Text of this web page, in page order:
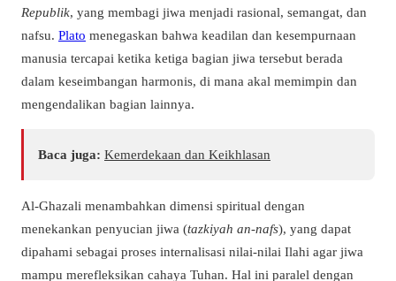
Republik, yang membagi jiwa menjadi rasional, semangat, dan
nafsu. Plato menegaskan bahwa keadilan dan kesempurnaan
manusia tercapai ketika ketiga bagian jiwa tersebut berada
dalam keseimbangan harmonis, di mana akal memimpin dan
mengendalikan bagian lainnya.
Baca juga: Kemerdekaan dan Keikhlasan
Al-Ghazali menambahkan dimensi spiritual dengan
menekankan penyucian jiwa (tazkiyah an-nafs), yang dapat
dipahami sebagai proses internalisasi nilai-nilai Ilahi agar jiwa
mampu merefleksikan cahaya Tuhan. Hal ini paralel dengan